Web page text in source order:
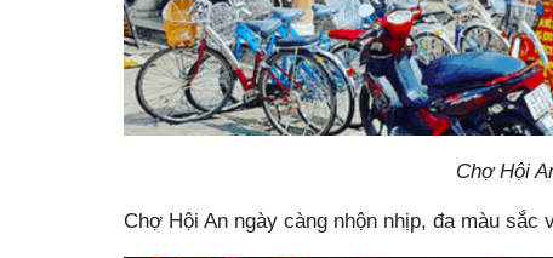
Chợ Hội
Chợ Hội An ngày càng nhộn nhịp, đa màu sắc